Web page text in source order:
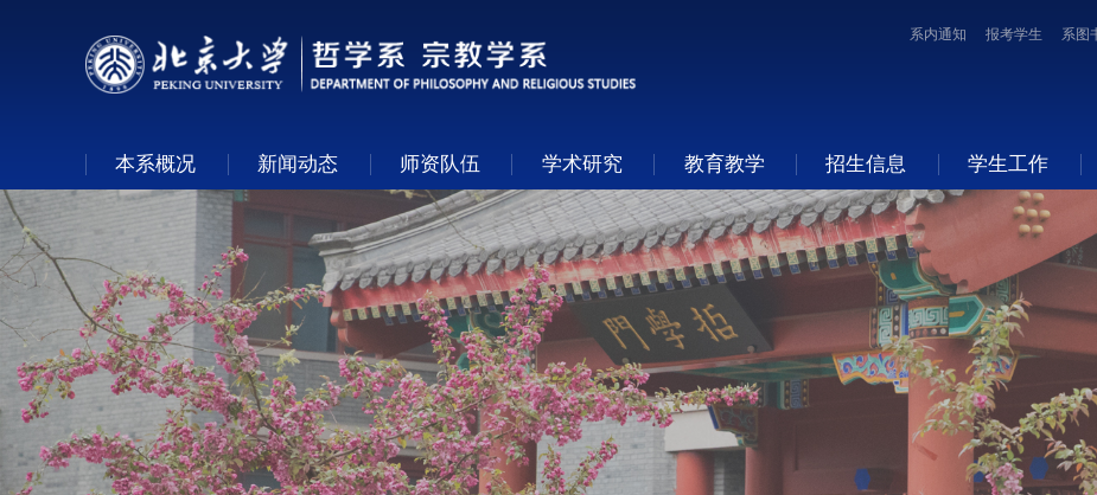
系图
报考学生
系内通知
本系概况 新闻动态 师资队伍 学术研究 教育教学 招生信息 学生工作